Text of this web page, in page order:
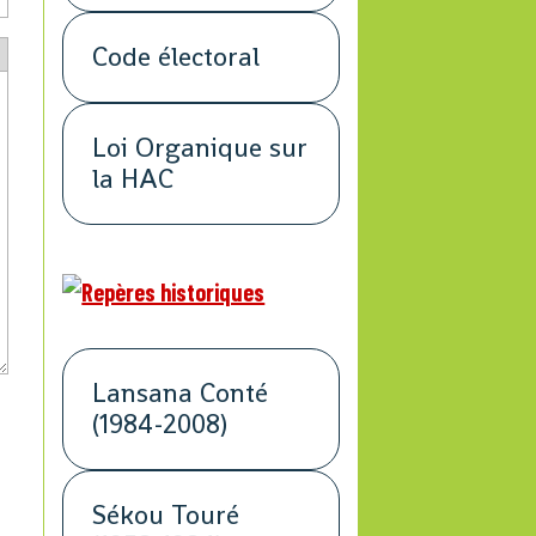
Code électoral
Loi Organique sur
la HAC
Lansana Conté
(1984-2008)
Sékou Touré